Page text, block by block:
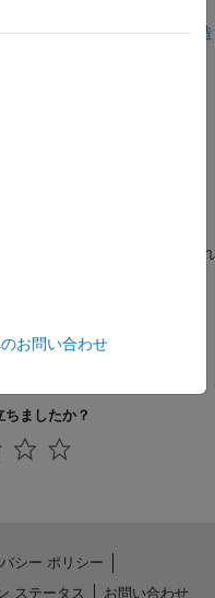
。詳細は、S-Function の構造
シミュレーションで実行さ
ックは TLC ではサポートされ
ましたか？
お問い合わせ
シー ポリシー
ステータス お問い合わせ